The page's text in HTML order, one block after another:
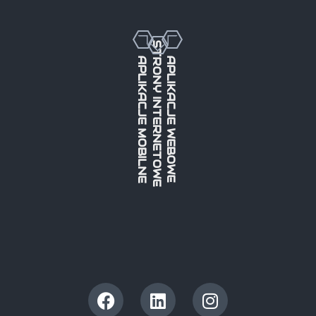
APLIKACJE MOBILNESTRONY INTERNETOWEAPLIKACJE WEBOWE